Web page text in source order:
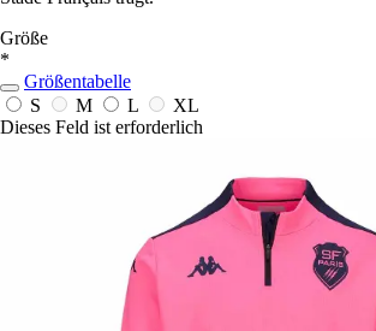
Größe
*
Größentabelle
S
M L
XL
Dieses Feld ist erforderlich